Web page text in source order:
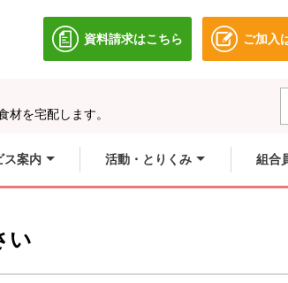
で開きます。
資料請求はこちら
別のウィンドウで開きます。
ご加入
別
材を宅配します。
ス案内 活動・とりくみ 組合
い